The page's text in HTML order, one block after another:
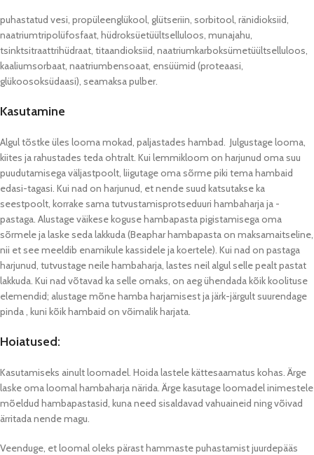
puhastatud vesi, propüleenglükool, glütseriin, sorbitool, ränidioksiid,
naatriumtripolüfosfaat, hüdroksüetüültselluloos, munajahu,
tsinktsitraattrihüdraat, titaandioksiid, naatriumkarboksümetüültselluloos,
kaaliumsorbaat, naatriumbensoaat, ensüümid (proteaasi,
glükoosoksüdaasi), seamaksa pulber.
Kasutamine
Algul tõstke üles looma mokad, paljastades hambad. Julgustage looma,
kiites ja rahustades teda ohtralt. Kui lemmikloom on harjunud oma suu
puudutamisega väljastpoolt, liigutage oma sõrme piki tema hambaid
edasi-tagasi. Kui nad on harjunud, et nende suud katsutakse ka
seestpoolt, korrake sama tutvustamisprotseduuri hambaharja ja -
pastaga. Alustage väikese koguse hambapasta pigistamisega oma
sõrmele ja laske seda lakkuda (Beaphar hambapasta on maksamaitseline,
nii et see meeldib enamikule kassidele ja koertele). Kui nad on pastaga
harjunud, tutvustage neile hambaharja, lastes neil algul selle pealt pastat
lakkuda. Kui nad võtavad ka selle omaks, on aeg ühendada kõik koolituse
elemendid; alustage mõne hamba harjamisest ja järk-järgult suurendage
pinda , kuni kõik hambaid on võimalik harjata.
Hoiatused:
Kasutamiseks ainult loomadel. Hoida lastele kättesaamatus kohas. Ärge
laske oma loomal hambaharja närida. Ärge kasutage loomadel inimestele
mõeldud hambapastasid, kuna need sisaldavad vahuaineid ning võivad
ärritada nende magu.
Veenduge, et loomal oleks pärast hammaste puhastamist juurdepääs